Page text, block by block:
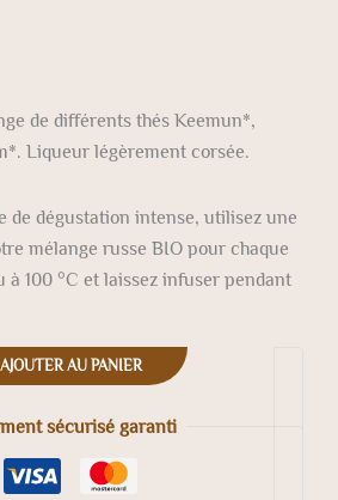
de différents thés Keemun*,
Liqueur légèrement corsée.
de dégustation intense, utilisez une
mélange russe BIO pour chaque
à 100 °C et laissez infuser pendant
AJOUTER AU PANIER
sécurisé garanti